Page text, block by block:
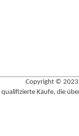
Copyright © 2023
Käufe, die